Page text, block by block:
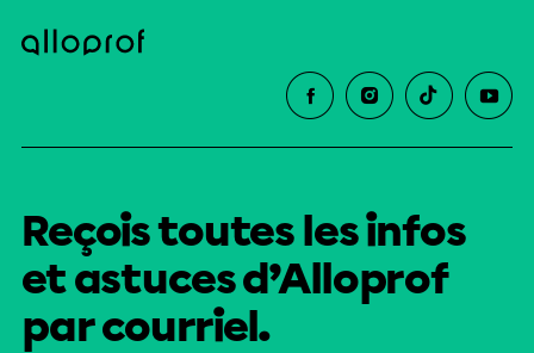
Reçois toutes les infos
et astuces d’Alloprof
par courriel.